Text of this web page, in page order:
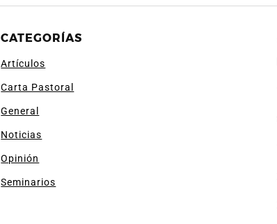
CATEGORÍAS
Artículos
Carta Pastoral
General
Noticias
Opinión
Seminarios